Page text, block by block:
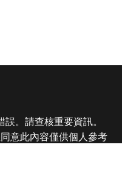
。請查核重要資訊。
意此內容僅供個人參考